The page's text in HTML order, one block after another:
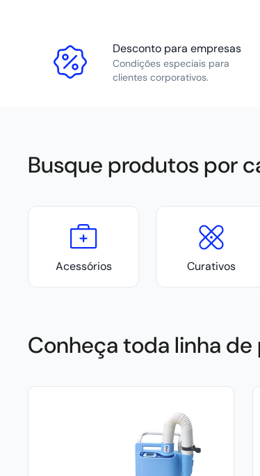
Desconto para empresas
Condições especiais para
clientes corporativos.
Busque produtos por
Acessórios Curativos
Conheça toda linha